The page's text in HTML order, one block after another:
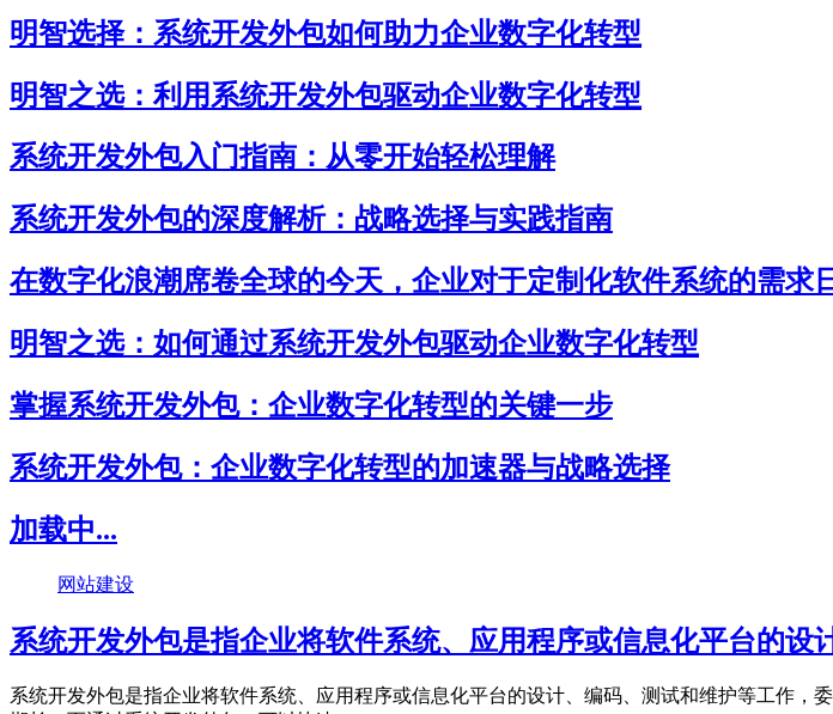
明智选择：系统开发外包如何助力企业数字化转型
明智之选：利用系统开发外包驱动企业数字化转型
系统开发外包入门指南：从零开始轻松理解
系统开发外包的深度解析：战略选择与实践指南
在数字化浪潮席卷全球的今天，企业对于定制化软件系统的需求
明智之选：如何通过系统开发外包驱动企业数字化转型
掌握系统开发外包：企业数字化转型的关键一步
系统开发外包：企业数字化转型的加速器与战略选择
加载中...
网站建设
系统开发外包是指企业将软件系统、应用程序或信息化平台的设
系统开发外包是指企业将软件系统、应用程序或信息化平台的设计、编码、测试和维护等工作